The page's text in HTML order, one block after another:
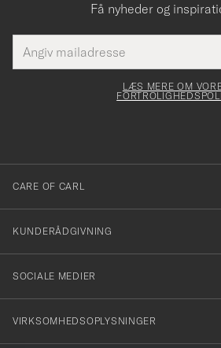
Få nyheder og
mailadresse
skal
Tack
för
dig
till
vårt
nyhetsbrev!
LÆS MERE OM
CARE OF CARL
KUNDERÅDGIVNING
SOCIALE MEDIER
VIRKSOMHEDSOPLYSNINGER